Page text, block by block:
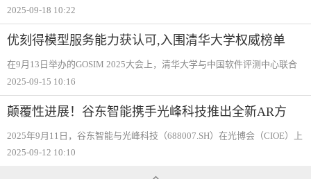
人动态视觉与力控、人形机器人脑机交互、压电式六维力传感器、基于能
得主人形机
2025-09-18 10:22
优刻得模型服务能力获认可,入围清华大学权威榜单
在9月13日举办的GOSIM 2025大会上，清华大学与中国软件评测中心联合
发布了《2025大模型服务性能排行榜》，优刻得成功入选DeepSeek-R1-
服务性能排行
2025-09-15 10:16
颠覆性进展！谷东智能携手光峰科技推出全新AR方
案，重构行业价格体系
2025年9月11日，谷东智能与光峰科技（688007.SH）在光博会（CIOE）上
举办联合发布会，正式推出业内首创的“LCoS（硅基液晶）+PVG光波导“的
2025-09-12 10:10